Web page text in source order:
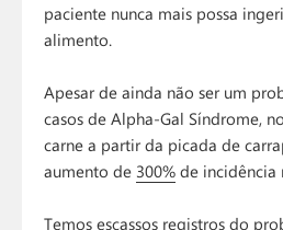
paciente nunca mais possa
alimento.
Apesar de ainda não ser um
casos de Alpha-Gal Síndrome,
carne a partir da picada de
aumento de 300% de incidência
Temos escassos registros do